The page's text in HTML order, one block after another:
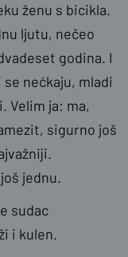
ženu s bicikla.
ljutu, nečeo
godina. I
nećkaju, mladi
Velim ja: ma,
sigurno još
jednu.
sudac
i kulen.